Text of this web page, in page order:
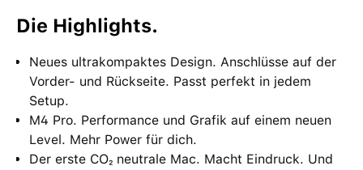
Die High­lights.
Neues ultrakompaktes Design. Anschlüsse auf der
Vorder- und Rück­seite. Passt perfekt in jedem
Setup.
M4 Pro. Performance und Grafik auf einem neuen
Level. Mehr Power für dich.
Der erste CO₂ neutrale Mac. Macht Eindruck. Und